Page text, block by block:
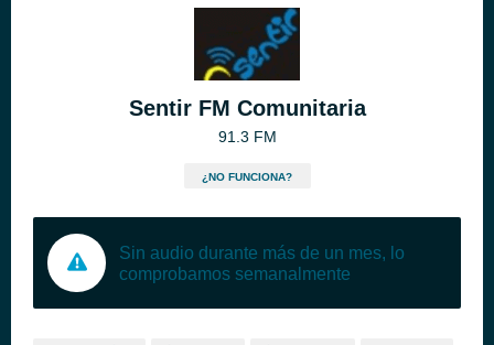
Sentir FM Comunitaria
91.3 FM
¿NO FUNCIONA?
Sin audio durante más de un mes, lo
comprobamos semanalmente